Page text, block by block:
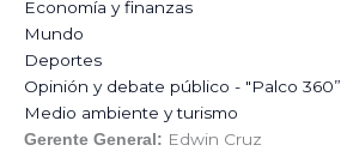
Economía y finanzas
Mundo
Deportes
Opinión y debate público - "Palco 360”
Medio ambiente y turismo
Gerente General: Edwin Cruz